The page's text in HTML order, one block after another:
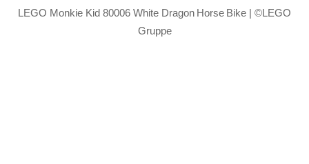
LEGO Monkie Kid 80006 White Dragon Horse Bike | ©LEGO
Gruppe